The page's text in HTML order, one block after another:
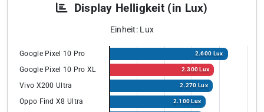
Display Helligkeit (in Lux)
Einheit: Lux
Google Pixel 10 Pro 2.600 Lux
Google Pixel 10 Pro XL 2.300 Lux
Vivo X200 Ultra 2.270 Lux
Oppo Find X8 Ultra 2.100 Lux